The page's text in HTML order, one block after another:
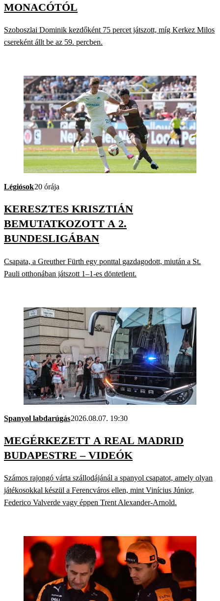
MONACÓTÓL
Szoboszlai Dominik kezdőként 75 percet játszott, míg Kerkez Milos
csereként állt be az 59. percben.
Légiósok20 órája
KERESZTES KRISZTIÁN
BEMUTATKOZOTT A 2.
BUNDESLIGÁBAN
Csapata, a Greuther Fürth egy ponttal gazdagodott, miután a St.
Pauli otthonában játszott 1–1-es döntetlent.
Spanyol labdarúgás2026.08.07. 19:30
MEGÉRKEZETT A REAL MADRID
BUDAPESTRE – VIDEÓK
Számos rajongó várta szállodájánál a spanyol csapatot, amely olyan
játékosokkal készül a Ferencváros ellen, mint Vinícius Júnior,
Federico Valverde vagy éppen Trent Alexander-Arnold.